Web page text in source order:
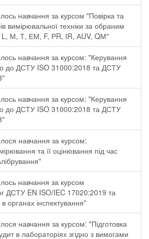
навчання за курсом "Повірка та
вимірювальної техніки за обраним
L, М, Т, ЕМ, F, РR, ІR, АUV, QМ"
навчання за курсом: "Керування
до ДСТУ ISO 31000:2018 та ДСТУ
навчання за курсом: "Керування
до ДСТУ ISO 31000:2018 та ДСТУ
навчання за курсом:
та її оцінювання під час
навчання за курсом
ДСТУ EN ISO/IEC 17020:2019 та
органах інспектування"
навчання за курсом: "Підготовка
в лабораторіях згідно з вимогами